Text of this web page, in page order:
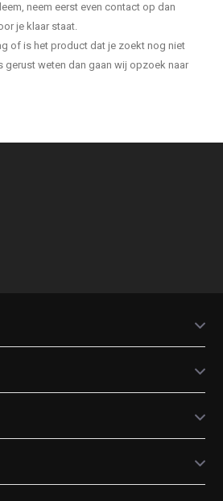
neem eerst even contact op dan
je klaar staat.
of is het product dat je zoekt nog niet
gerust weten dan gaan wij opzoek naar